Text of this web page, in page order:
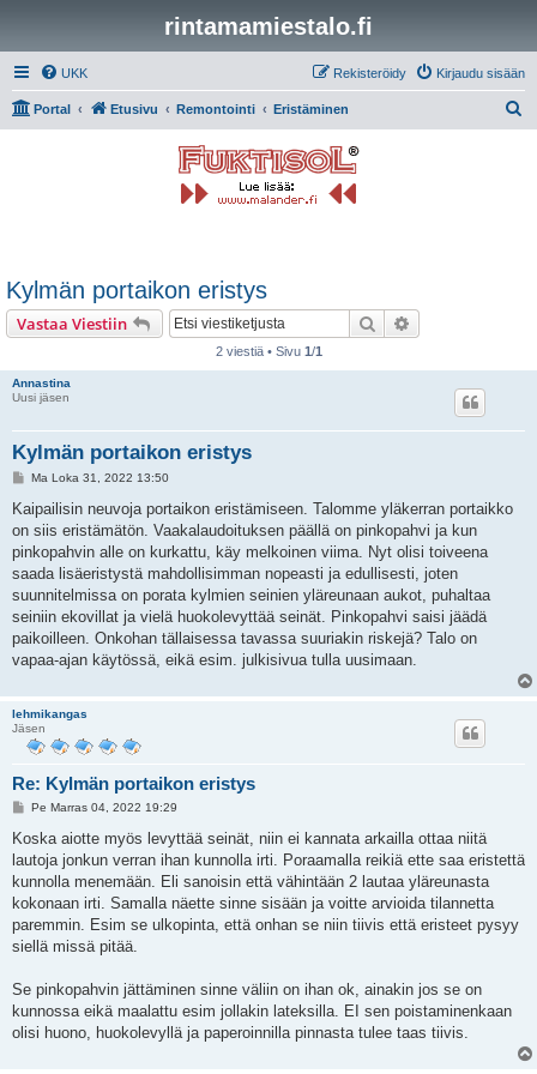
rintamamiestalo.fi
UKK Kirjaudu sisään
Rekisteröidy
Portal Etusivu Remontointi Eristäminen
Kylmän portaikon eristys
Vastaa Viestiin Etsi
2 viestiä • Sivu 1/1
Annastina
Uusi jäsen
Kylmän portaikon eristys
V
e
t
i
Ma Loka 31, 2022 13:50
Kaipailisin neuvoja portaikon eristämiseen. Talomme yläkerran portaikko
on siis eristämätön. Vaakalaudoituksen päällä on pinkopahvi ja kun
pinkopahvin alle on kurkattu, käy melkoinen viima. Nyt olisi toiveena
saada lisäeristystä mahdollisimman nopeasti ja edullisesti, joten
suunnitelmissa on porata kylmien seinien yläreunaan aukot, puhaltaa
seiniin ekovillat ja vielä huokolevyttää seinät. Pinkopahvi saisi jäädä
paikoilleen. Onkohan tällaisessa tavassa suuriakin riskejä? Talo on
vapaa-ajan käytössä, eikä esim. julkisivua tulla uusimaan.
lehmikangas
Jäsen
Re: Kylmän portaikon eristys
V
e
t
i
Pe Marras 04, 2022 19:29
Koska aiotte myös levyttää seinät, niin ei kannata arkailla ottaa niitä
lautoja jonkun verran ihan kunnolla irti. Poraamalla reikiä ette saa eristettä
kunnolla menemään. Eli sanoisin että vähintään 2 lautaa yläreunasta
kokonaan irti. Samalla näette sinne sisään ja voitte arvioida tilannetta
paremmin. Esim se ulkopinta, että onhan se niin tiivis että eristeet pysyy
siellä missä pitää.
Se pinkopahvin jättäminen sinne väliin on ihan ok, ainakin jos se on
kunnossa eikä maalattu esim jollakin lateksilla. EI sen poistaminenkaan
olisi huono, huokolevyllä ja paperoinnilla pinnasta tulee taas tiivis.